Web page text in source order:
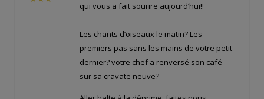
qui vous a fait sourire aujourd’hui!!
Les chants d’oiseaux le matin? Les
premiers pas sans les mains de votre petit
dernier? votre chef a renversé son café
sur sa cravate neuve?